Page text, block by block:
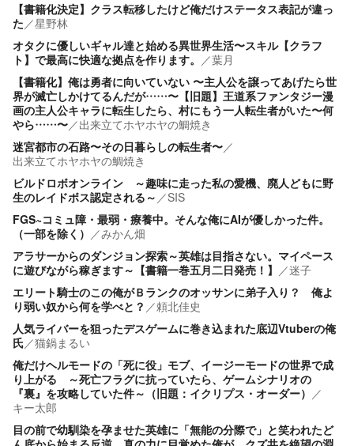
【書籍化決定】クラス転移したけど俺だけステータス表記が違っ
た／星野林
オタクに優しいギャル達と始める異世界生活〜スキル【クラフ
ト】で最高に快適な拠点を作ります。 ／葉月
【書籍化】俺は勇者に向いていない 〜主人公を譲ってあげたら世
界が滅亡しかけてるんだが……〜【旧題】王道系ファンタジー漫
画の主人公キャラに転生したら、村にもう一人転生者がいた〜何
やら……〜／出来立てホヤホヤの鯛焼き
迷宮都市の石路〜その日暮らしの転生者〜／
出来立てホヤホヤの鯛焼き
ビルドロボオンライン ～趣味に走った私の愛機、廃人どもに野
生のレイドボス認定される～ ／SIS
FGS~コミュ障・最弱・療養中。そんな俺にAIが優しかった件。
（一部を除く） ／みかん畑
アラサーからのダンジョン探索～英雄は目指さない。マイペース
に遊びながら稼ぎます～【書籍一巻五月二日発売！】 ／迷子
エリート騎士のこの俺がＢランクのオッサンに弟子入り？ 俺よ
り弱い奴から何を学べと？ ／頼北佳史
人気ライバーを狙ったデスゲームに巻き込まれた底辺Vtuberの俺
氏／猫鍋まるい
俺だけヘルモードの「死に役」モブ、イージーモードの世界で成
り上がる ～死亡フラグに抗っていたら、ゲームシナリオの
『裏』を攻略していた件～（旧題：イクリプス・オーダー） ／
キー太郎
目の前で幼馴染を孕ませた英雄に「無能の分際で」と笑われたど